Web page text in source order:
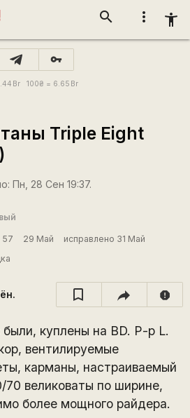
more_vert accessibility_new
search
vpn_key
Br 100₴ = 6.65 Br
Triple Eight
Пн, 28 Сен 19:37.
57 29 Май
исправлено 31 Май
report
куплены на BD. Р-р L.
вентилируемые
карманы, настраиваемый
великоваты по ширине,
более мощного райдера.